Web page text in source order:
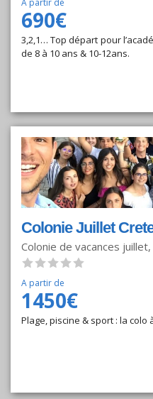
A partir de
690€
3,2,1… Top départ pour
de 8 à 10 ans & 10-12ans.
Colonie Juillet
Colonie de vacances
A partir de
1450€
Plage, piscine & sport : la